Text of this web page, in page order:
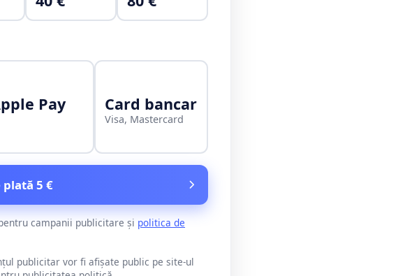
Pay Card bancar
Visa, Mastercard
5 €
campanii publicitare și politica de
publicitar vor fi afișate public pe site-ul